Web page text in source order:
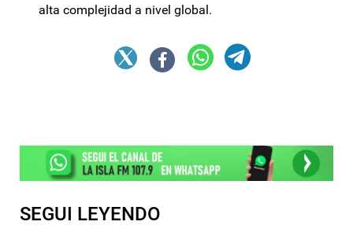
alta complejidad a nivel global.
SEGUI LEYENDO